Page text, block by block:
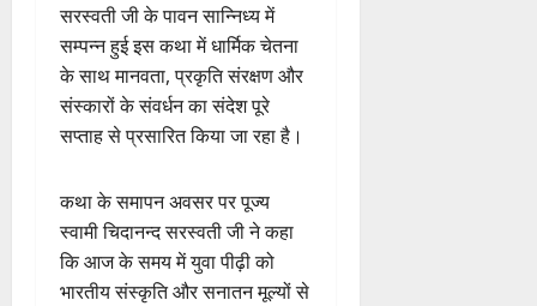
सरस्वती जी के पावन सान्निध्य में
सम्पन्न हुई इस कथा में धार्मिक चेतना
के साथ मानवता, प्रकृति संरक्षण और
संस्कारों के संवर्धन का संदेश पूरे
सप्ताह से प्रसारित किया जा रहा है।
कथा के समापन अवसर पर पूज्य
स्वामी चिदानन्द सरस्वती जी ने कहा
कि आज के समय में युवा पीढ़ी को
भारतीय संस्कृति और सनातन मूल्यों से